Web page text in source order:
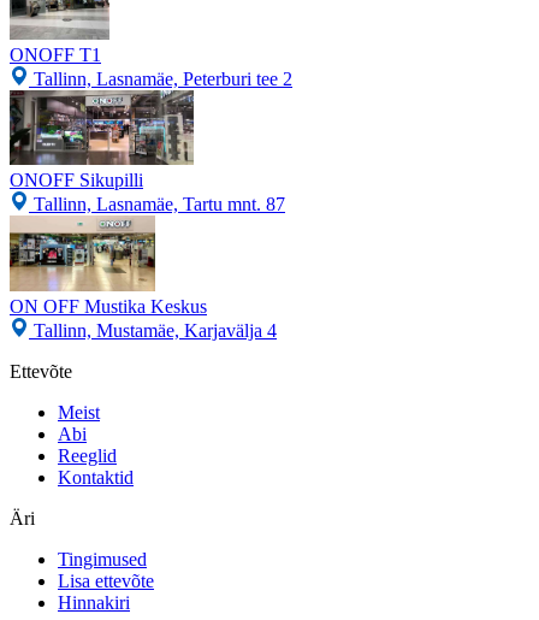
ONOFF T1
Tallinn, Lasnamäe, Peterburi tee 2
ONOFF Sikupilli
Tallinn, Lasnamäe, Tartu mnt. 87
ON OFF Mustika Keskus
Tallinn, Mustamäe, Karjavälja 4
Ettevõte
Meist
Abi
Reeglid
Kontaktid
Äri
Tingimused
Lisa ettevõte
Hinnakiri